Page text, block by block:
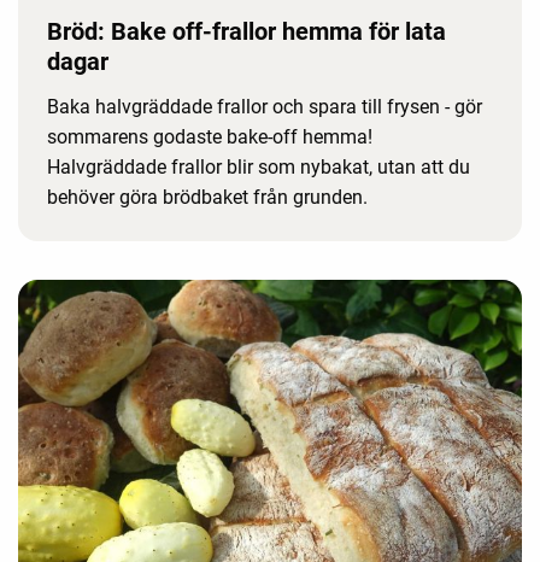
Bröd: Bake off-frallor hemma för lata
dagar
Baka halvgräddade frallor och spara till frysen - gör
sommarens godaste bake-off hemma!
Halvgräddade frallor blir som nybakat, utan att du
behöver göra brödbaket från grunden.